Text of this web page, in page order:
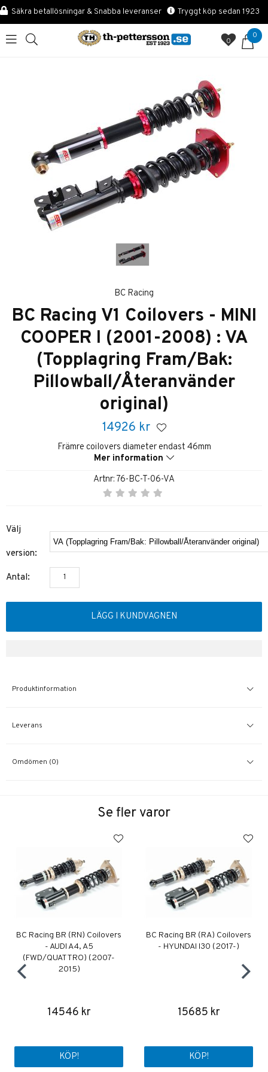
Säkra betallösningar & Snabba leveranser Tryggt köp sedan 1923
0
0
BC Racing
BC Racing V1 Coilovers - MINI
COOPER I (2001-2008) : VA
(Topplagring Fram/Bak:
Pillowball/Återanvänder
original)
14926 kr
Främre coilovers diameter endast 46mm
Mer information
Artnr: 76-BC-T-06-VA
Välj
version:
Antal:
LÄGG I KUNDVAGNEN
Produktinformation
Leverans
Omdömen (0)
Se fler varor
BC Racing BR (RN) Coilovers
- AUDI A4, A5
(FWD/QUATTRO) (2007-
2015)
14546 kr
KÖP!
BC Racing BR (RA) Coilovers
- HYUNDAI I30 (2017-)
15685 kr
KÖP!